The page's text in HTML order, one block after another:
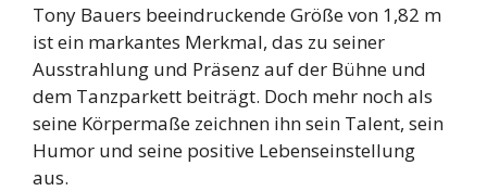
Tony Bauers beeindruckende Größe von 1,82 m
ist ein markantes Merkmal, das zu seiner
Ausstrahlung und Präsenz auf der Bühne und
dem Tanzparkett beiträgt. Doch mehr noch als
seine Körpermaße zeichnen ihn sein Talent, sein
Humor und seine positive Lebenseinstellung
aus.